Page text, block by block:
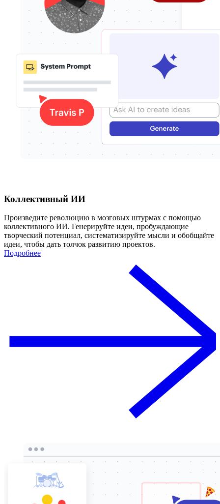
Коллективный ИИ
Произведите революцию в мозговых штурмах с помощью
коллективного ИИ. Генерируйте идеи, пробуждающие
творческий потенциал, систематизируйте мысли и обобщайте
идеи, чтобы дать толчок развитию проектов.
Подробнее